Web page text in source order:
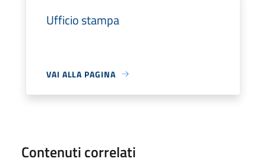
Ufficio stampa
VAI ALLA PAGINA
Contenuti correlati